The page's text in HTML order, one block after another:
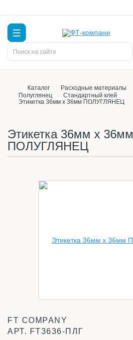
Каталог Расходные материалы
Полуглянец
Стандартный клей
Этикетка 36мм х 36мм ПОЛУГЛЯНЕЦ
Этикетка 36мм х 36мм
ПОЛУГЛЯНЕЦ
FT COMPANY
АРТ. FT3636-ПЛГ